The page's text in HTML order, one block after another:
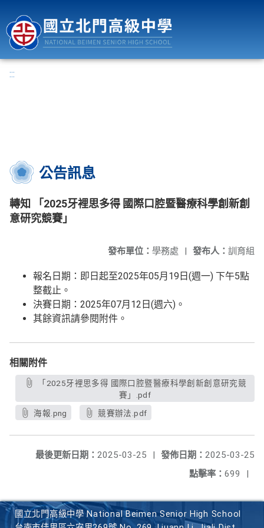
:::
公告訊息
轉知 「2025牙裡思多得 國際口腔暨醫療科學創新創
意研究競賽」
發布人： 訓育組
發布單位： 學務處 |
報名日期：即日起至2025年05月19日(週一) 下午5點
整截止。
決賽日期：2025年07月12日(週六)。
其餘資訊請參閱附件。
相關附件
賽」.pdf
海報.png
競賽辦法.pdf
發佈日期： 2025-03-25
最後更新日期： 2025-03-25
|
點擊率： 699 |
國立北門高級中學 National Beimen Senior High School